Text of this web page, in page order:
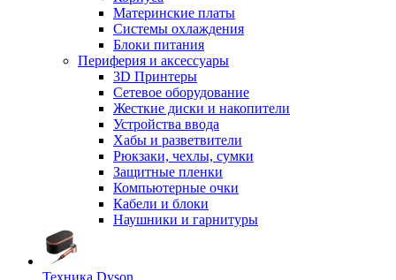
Материнские платы
Системы охлаждения
Блоки питания
Периферия и аксессуары
3D Принтеры
Сетевое оборудование
Жесткие диски и накопители
Устройства ввода
Хабы и разветвители
Рюкзаки, чехлы, сумки
Защитные пленки
Компьютерные очки
Кабели и блоки
Наушники и гарнитуры
Техника Dyson